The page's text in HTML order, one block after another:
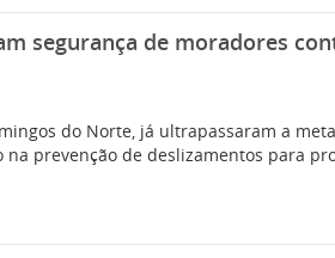
segurança de moradores
do Norte, já ultrapassaram a
prevenção de deslizamentos para